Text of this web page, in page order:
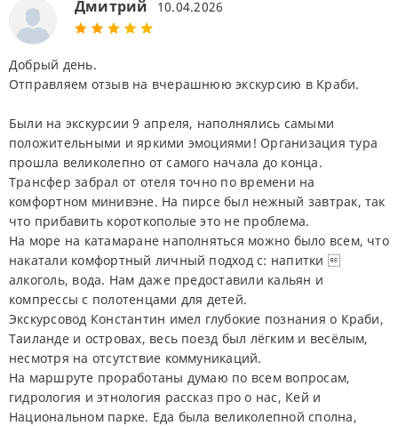
Дмитрий 10.04.2026
Добрый день.
Отправляем отзыв на вчерашнюю экскурсию в Краби.
Были на экскурсии 9 апреля, наполнялись самыми
положительными и яркими эмоциями! Организация тура
прошла великолепно от самого начала до конца.
Трансфер забрал от отеля точно по времени на
комфортном минивэне. На пирсе был нежный завтрак, так
что прибавить короткополые это не проблема.
На море на катамаране наполняться можно было всем, что
накатали комфортный личный подход с: напитки
алкоголь, вода. Нам даже предоставили кальян и
компрессы с полотенцами для детей.
Экскурсовод Константин имел глубокие познания о Краби,
Таиланде и островах, весь поезд был лёгким и весёлым,
несмотря на отсутствие коммуникаций.
На маршруте проработаны думаю по всем вопросам,
гидрология и этнология рассказ про о нас, Кей и
Национальном парке. Еда была великолепной сполна,